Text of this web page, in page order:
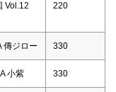
Vol.12
220
傳ジロー 330
小紫 330